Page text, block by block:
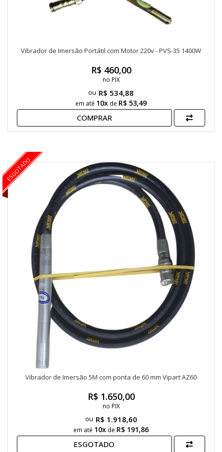
Vibrador de Imersão Portátil com Motor 220v - PVS-35 1400W
R$ 534,88
em até 10x de R$ 53,49
R$ 460,00
no PIX
COMPRAR
ESGOTADO
Vibrador de Imersão 5M com ponta de 60 mm Vipart AZ60
R$ 1.918,60
em até 10x de R$ 191,86
R$ 1.650,00
no PIX
ESGOTADO